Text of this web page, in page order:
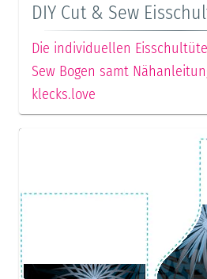
DIY Cut & Sew
Die individuellen
Sew Bogen samt
klecks.love